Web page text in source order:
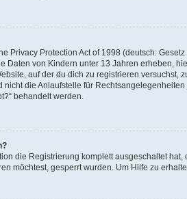
Privacy Protection Act of 1998 (deutsch:
Daten von Kindern unter 13 Jahren erheben,
auf der du dich zu registrieren
die Anlaufstelle für
behandelt werden.
die Registrierung komplett ausgeschaltet
möchtest, gesperrt wurden. Um Hilfe zu